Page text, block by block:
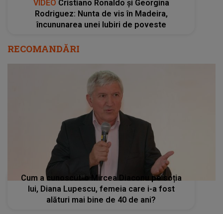
VIDEO Cristiano Ronaldo și Georgina
Rodriguez: Nunta de vis în Madeira,
încununarea unei Iubiri de poveste
RECOMANDĂRI
Cum a cunoscut-o Mircea Diaconu pe soția
lui, Diana Lupescu, femeia care i-a fost
alături mai bine de 40 de ani?